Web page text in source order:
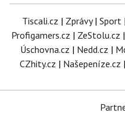
Tiscali.cz | Zprávy| Sport |
Profigamers.cz | ZeStolu.cz |
Úschovna.cz | Nedd.cz |
CZhity.cz | Našepeníze.cz |